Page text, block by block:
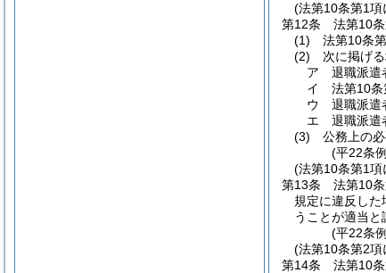
(法第10条第1項
第12条
法第10
(1)
法第10条
(2)
次に掲げ
ア
退職派遣
イ
法第10
ウ
退職派遣
エ
退職派遣
(3)
公務上の
(平22条
(法第10条第1項
第13条
法第10
規定に違反した
うことが適当と
(平22条
(法第10条第2項
第14条
法第10